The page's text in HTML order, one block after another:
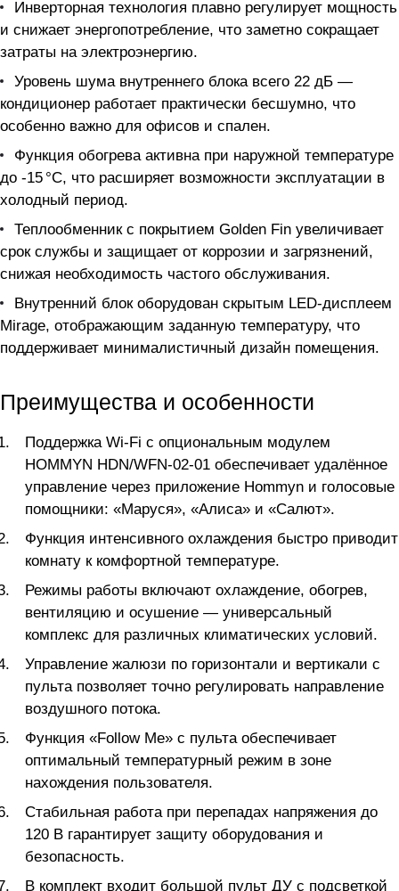
Инверторная технология плавно регулирует мощность
и снижает энергопотребление, что заметно сокращает
затраты на электроэнергию.
Уровень шума внутреннего блока всего 22 дБ —
кондиционер работает практически бесшумно, что
особенно важно для офисов и спален.
Функция обогрева активна при наружной температуре
до -15 °C, что расширяет возможности эксплуатации в
холодный период.
Теплообменник с покрытием Golden Fin увеличивает
срок службы и защищает от коррозии и загрязнений,
снижая необходимость частого обслуживания.
Внутренний блок оборудован скрытым LED-дисплеем
Mirage, отображающим заданную температуру, что
поддерживает минималистичный дизайн помещения.
Преимущества и особенности
Поддержка Wi-Fi с опциональным модулем
HOMMYN HDN/WFN-02-01 обеспечивает удалённое
управление через приложение Hommyn и голосовые
помощники: «Маруся», «Алиса» и «Салют».
Функция интенсивного охлаждения быстро приводит
комнату к комфортной температуре.
Режимы работы включают охлаждение, обогрев,
вентиляцию и осушение — универсальный
комплекс для различных климатических условий.
Управление жалюзи по горизонтали и вертикали с
пульта позволяет точно регулировать направление
воздушного потока.
Функция «Follow Me» с пульта обеспечивает
оптимальный температурный режим в зоне
нахождения пользователя.
Стабильная работа при перепадах напряжения до
120 В гарантирует защиту оборудования и
безопасность.
В комплект входит большой пульт ДУ с подсветкой